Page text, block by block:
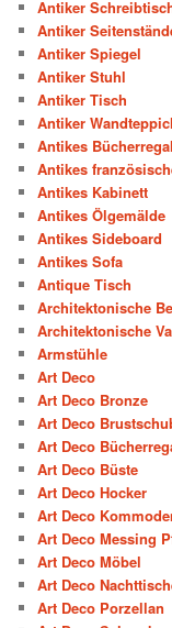
Antiker
Antiker
Antiker Spiegel
Antiker Stuhl
Antiker Tisch
Antiker
Antikes Bücherregal
Antikes
Antikes Kabinett
Antikes Ölgemälde
Antikes Sideboard
Antikes Sofa
Antique Tisch
Architektonische
Architektonische
Armstühle
Art Deco
Art Deco Bronze
Art Deco
Art Deco
Art Deco Büste
Art Deco Hocker
Art Deco
Art Deco Messing
Art Deco Möbel
Art Deco
Art Deco Porzellan